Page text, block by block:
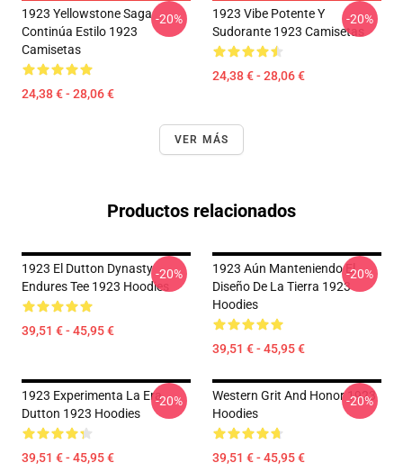
1923 Yellowstone Saga
Continúa Estilo 1923
Camisetas
24,38 € - 28,06 €
-20%
1923 Vibe Potente Y
Sudorante 1923 Camisetas
24,38 € - 28,06 €
-20%
VER MÁS
Productos relacionados
1923 El Dutton Dynasty
Endures Tee 1923 Hoodies
39,51 € - 45,95 €
-20%
1923 Aún Manteniendo El
Diseño De La Tierra 1923
Hoodies
39,51 € - 45,95 €
-20%
1923 Experimenta La Era
Dutton 1923 Hoodies
39,51 € - 45,95 €
-20%
Western Grit And Honor 1923
Hoodies
39,51 € - 45,95 €
-20%